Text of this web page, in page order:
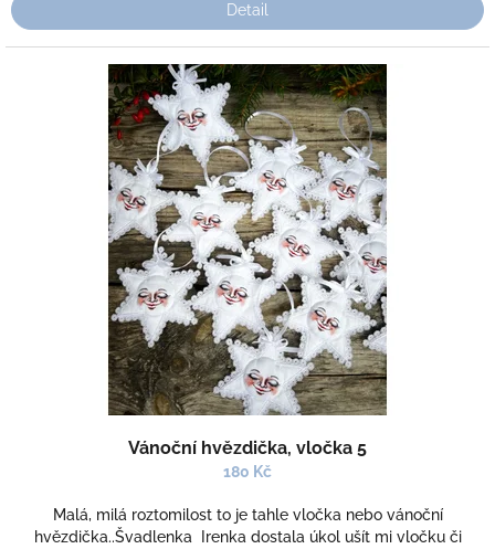
Detail
Vánoční hvězdička, vločka 5
180 Kč
Malá, milá roztomilost to je tahle vločka nebo vánoční
hvězdička..Švadlenka Irenka dostala úkol ušít mi vločku či